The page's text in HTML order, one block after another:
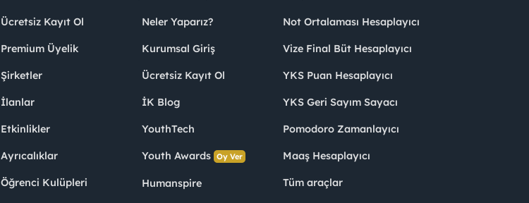
Ücretsiz Kayıt Ol
Premium Üyelik
Şirketler
İlanlar
Etkinlikler
Ayrıcalıklar
Öğrenci Kulüpleri
Neler Yaparız?
Kurumsal Giriş
Ücretsiz Kayıt Ol
İK Blog
YouthTech
Youth Awards Oy Ver
Humanspire
Not Ortalaması Hesaplayıcı
Vize Final Büt Hesaplayıcı
YKS Puan Hesaplayıcı
YKS Geri Sayım Sayacı
Pomodoro Zamanlayıcı
Maaş Hesaplayıcı
Tüm araçlar